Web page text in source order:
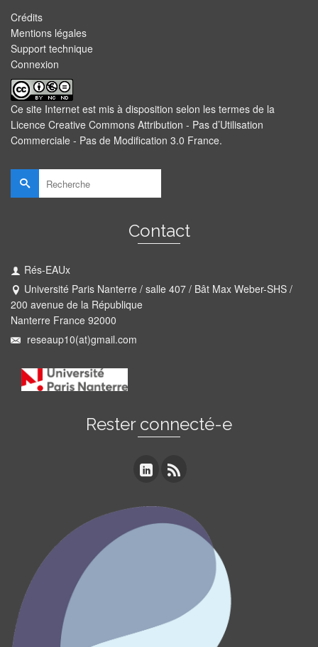
Crédits
Mentions légales
Support technique
Connexion
Ce site Internet est mis à disposition selon les termes de la
Licence Creative Commons Attribution - Pas d’Utilisation
Commerciale - Pas de Modification 3.0 France.
Rechercher :
Contact
Rés-EAUx
Université Paris Nanterre / salle 407 / Bât Max Weber-SHS /
200 avenue de la République
Nanterre France 92000
reseaup10(at)gmail.com
Rester connecté-e